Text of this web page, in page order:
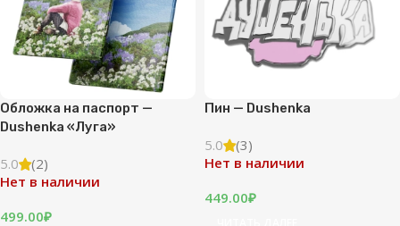
Обложка на паспорт —
Dushenka «Луга»
5.0
(2)
Нет в наличии
499.00₽
Пин — Dushenka
5.0
(3)
Нет в наличии
449.00₽